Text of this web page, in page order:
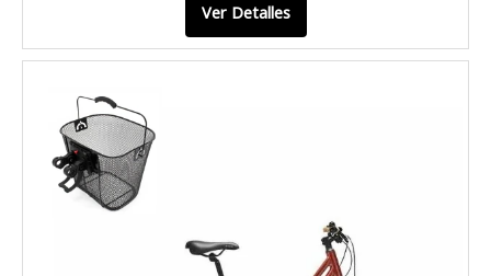
Ver Detalles